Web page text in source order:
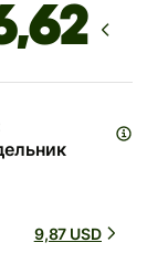
9,87 USD